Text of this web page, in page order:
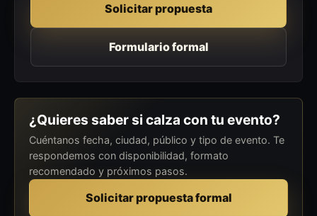
Solicitar propuesta
Formulario formal
¿Quieres saber si calza con tu evento?
Cuéntanos fecha, ciudad, público y tipo de evento. Te
respondemos con disponibilidad, formato
recomendado y próximos pasos.
Solicitar propuesta formal